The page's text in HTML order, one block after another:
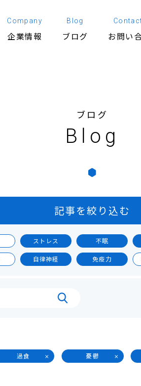
Company
企業情報
Blog
ブログ お問い
ブログ
Blog
記事を絞り込む
ストレス 不眠
自律神経 免疫力
過食 憂鬱